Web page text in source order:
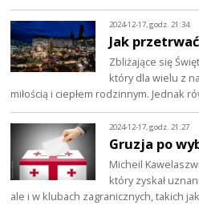
2024-12-17, godz. 21:34
Jak
Zbliżające się
który dla wielu z
miłością i ciepłem rodzinnym. Jednak
2024-12-17, godz. 21:27
Gruzja po
Micheil
który zyskał
ale i w klubach zagranicznych, takich